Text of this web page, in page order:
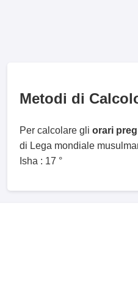
Metodi di
Per calcolare gli orari
di Lega mondiale
Isha : 17 °